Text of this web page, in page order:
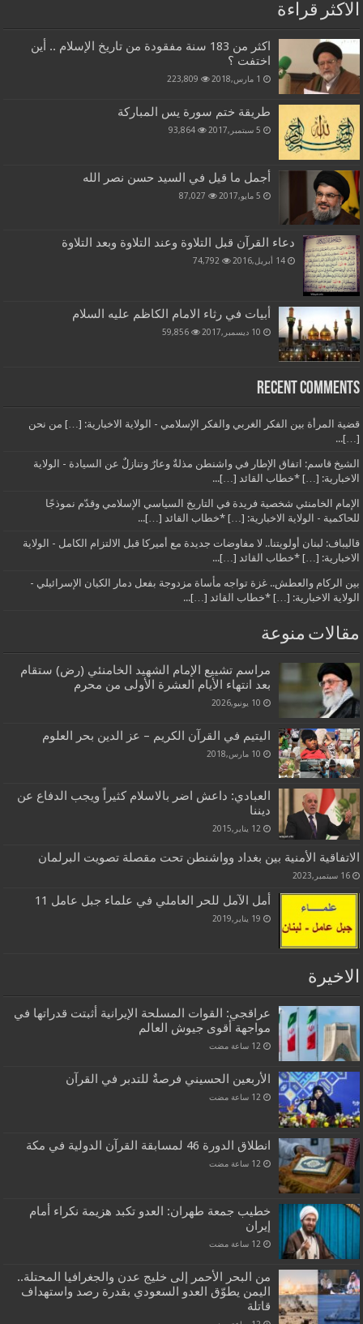
الاكثر قراءة
اكثر من 183 سنة مفقودة من تاريخ الإسلام .. أين
اختفت ؟
1 مارس,2018 223,809
طريقة ختم سورة يس المباركة
5 سبتمبر,2017 93,864
أجمل ما قيل في السيد حسن نصر الله
5 مايو,2017 87,027
دعاء القرآن قبل التلاوة وعند التلاوة وبعد التلاوة
14 أبريل,2016 74,792
أبيات في رثاء الامام الكاظم عليه السلام
10 ديسمبر,2017 59,856
Recent Comments
قضية المرأة بين الفكر الغربي والفكر الإسلامي - الولاية الاخبارية: […] من نحن
[…]...
الشيخ قاسم: اتفاق الإطار في واشنطن مذلةٌ وعارٌ وتنازلٌ عن السيادة - الولاية
الاخبارية: […] *خطاب القائد […]...
الإمام الخامنئي شخصية فريدة في التاريخ السياسي الإسلامي وقدّم نموذجًا
للحاكمية - الولاية الاخبارية: […] *خطاب القائد […]...
قاليباف: لبنان أولويتنا.. لا مفاوضات جديدة مع أميركا قبل الالتزام الكامل - الولاية
الاخبارية: […] *خطاب القائد […]...
بين الركام والعطش.. غزة تواجه مأساة مزدوجة بفعل دمار الكيان الإسرائيلي -
الولاية الاخبارية: […] *خطاب القائد […]...
مقالات منوعة
مراسم تشييع الإمام الشهيد الخامنئي (رض) ستقام
بعد انتهاء الأيام العشرة الأولى من محرم
10 يونيو,2026
اليتيم في القرآن الكريم – عز الدين بحر العلوم
10 مارس,2018
العبادي: داعش اضر بالاسلام كثيراً ويجب الدفاع عن
ديننا
12 يناير,2015
الاتفاقية الأمنية بين بغداد وواشنطن تحت مقصلة تصويت البرلمان
16 سبتمبر,2023
أمل الآمل للحر العاملي في علماء جبل عامل 11
19 يناير,2019
الاخيرة
عراقجي: القوات المسلحة الإيرانية أثبتت قدراتها في
مواجهة أقوى جيوش العالم
الأربعين الحسيني فرصةٌ للتدبر في القرآن
‏12 ساعة مضت
انطلاق الدورة 46 لمسابقة القرآن الدولية في مكة
خطيب جمعة طهران: العدو تكبد هزيمة نكراء أمام
إيران
من البحر الأحمر إلى خليج عدن والجغرافيا المحتلة..
اليمن يطوّق العدو السعودي بقدرة رصد واستهداف
قاتلة